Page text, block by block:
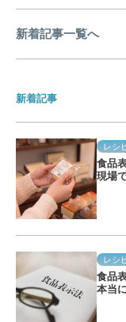
新着記事一覧へ
新着記事
レシ
食品
現場
レシ
食品
本当